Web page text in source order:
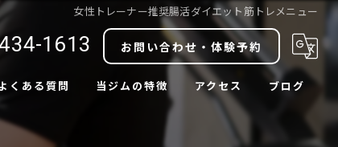
女性トレーナー推奨腸活ダイエット筋トレメニュー
1613 お問い合わせ・体験予約
くある質問 当ジムの特徴 アクセス ブログ
コラム